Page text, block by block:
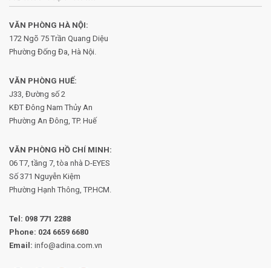
VĂN PHÒNG HÀ NỘI:
172 Ngõ 75 Trần Quang Diệu
Phường Đống Đa, Hà Nội.
VĂN PHÒNG HUẾ:
J33, Đường số 2
KĐT Đông Nam Thủy An
Phường An Đông, TP. Huế
VĂN PHÒNG HỒ CHÍ MINH:
06 T7, tầng 7, tòa nhà D-EYES
Số 371 Nguyễn Kiệm
Phường Hạnh Thông, TP.HCM.
Tel: 098 771 2288
Phone: 024 6659 6680
Email: info@adina.com.vn